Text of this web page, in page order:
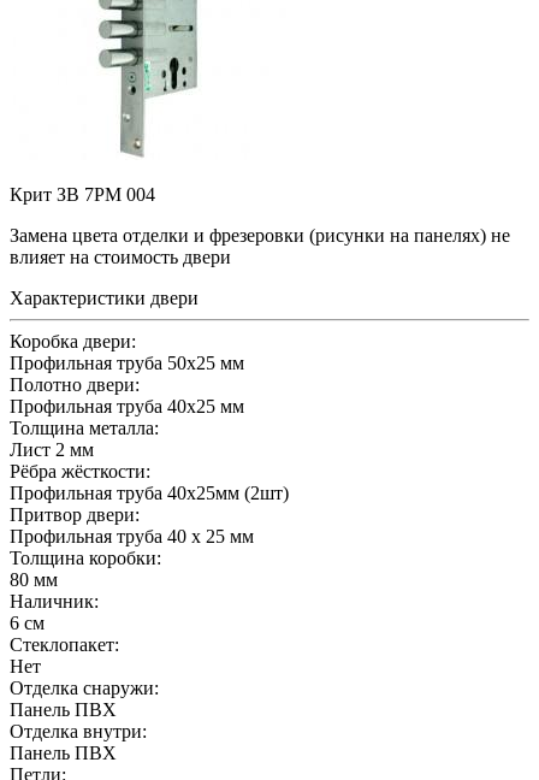
Крит ЗВ 7РМ 004
Замена цвета отделки и фрезеровки (рисунки на панелях) не
влияет на стоимость двери
Характеристики двери
Коробка двери:
Профильная труба 50x25 мм
Полотно двери:
Профильная труба 40x25 мм
Толщина металла:
Лист 2 мм
Рёбра жёсткости:
Профильная труба 40x25мм (2шт)
Притвор двери:
Профильная труба 40 х 25 мм
Толщина коробки:
80 мм
Наличник:
6 см
Стеклопакет:
Нет
Отделка снаружи:
Панель ПВХ
Отделка внутри:
Панель ПВХ
Петли: